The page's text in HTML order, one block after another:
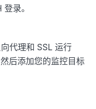
录。
代理和 SSL 运行
后添加您的监控目标